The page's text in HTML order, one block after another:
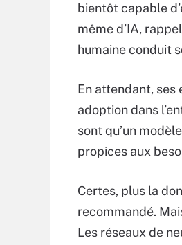
bientôt capable
même d’IA,
humaine conduit
En attendant,
adoption dans
sont qu’un
propices aux
Certes, plus la
recommandé.
Les réseaux de